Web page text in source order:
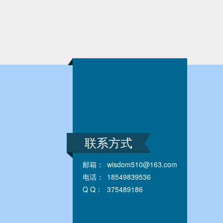
联系方式
邮箱：
wisdom510@163.com
电话：
18549839536
Q Q：
375489186